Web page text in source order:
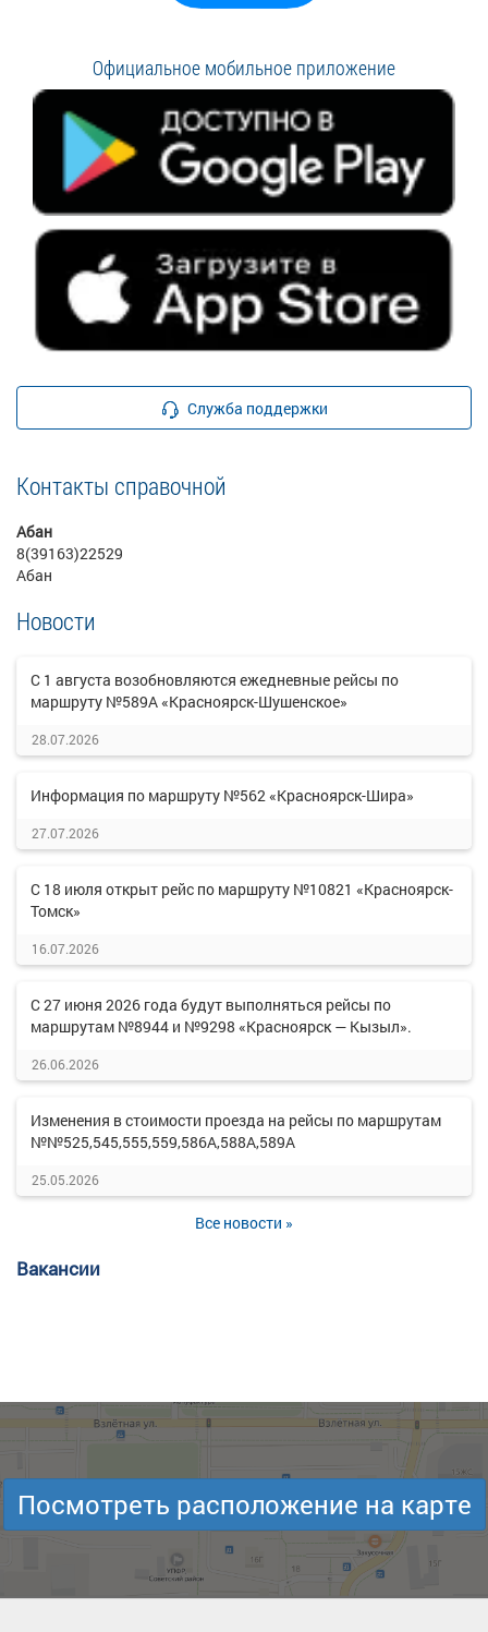
Официальное мобильное приложение
Служба поддержки
Контакты справочной
Абан
8(39163)22529
Абан
Новости
С 1 августа возобновляются ежедневные рейсы по
маршруту №589А «Красноярск-Шушенское»
28.07.2026
Информация по маршруту №562 «Красноярск-Шира»
27.07.2026
С 18 июля открыт рейс по маршруту №10821 «Красноярск-
Томск»
16.07.2026
С 27 июня 2026 года будут выполняться рейсы по
маршрутам №8944 и №9298 «Красноярск — Кызыл».
26.06.2026
Изменения в стоимости проезда на рейсы по маршрутам
№№525,545,555,559,586А,588А,589А
25.05.2026
Все новости »
Вакансии
Посмотреть расположение на карте